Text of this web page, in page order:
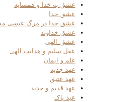
عشق به خدا و همسایه
عشق خدا
عشق خدا در مرگ عیسی
عشق خداوند
عشق_الهی
عقل سلیم و هدایت الهی
علم و ایمان
عهد جدید
عهد عتیق
عهد قدیم و جدید
عید پاک